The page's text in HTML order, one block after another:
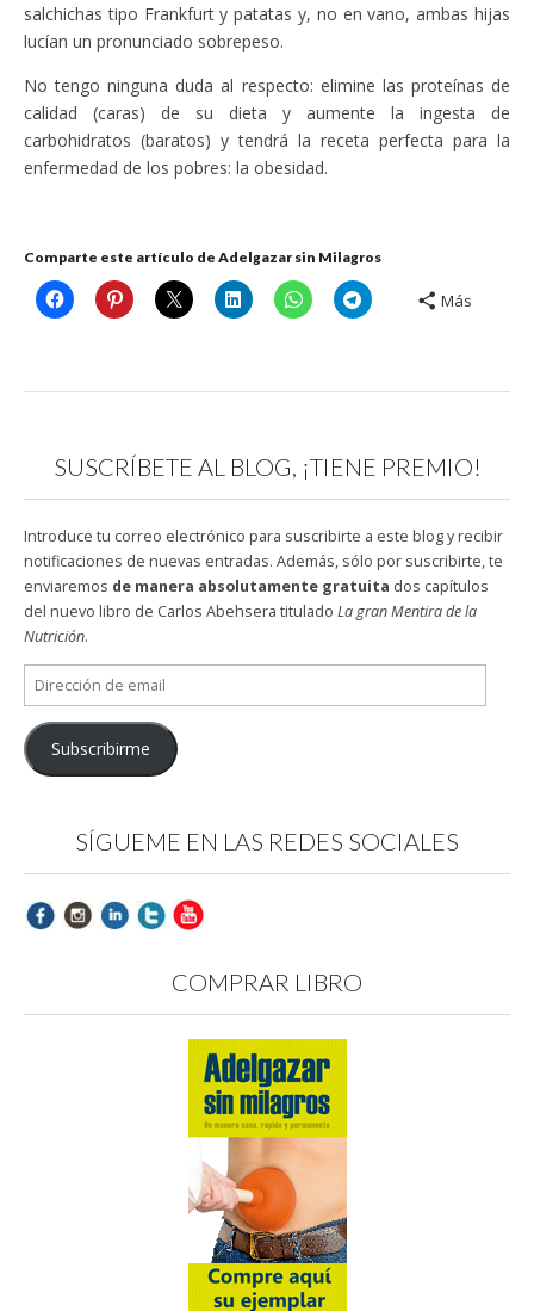
salchichas tipo Frankfurt y patatas y, no en vano, ambas hijas
lucían un pronunciado sobrepeso.
No tengo ninguna duda al respecto: elimine las proteínas de
calidad (caras) de su dieta y aumente la ingesta de
carbohidratos (baratos) y tendrá la receta perfecta para la
enfermedad de los pobres: la obesidad.
Comparte este artículo de Adelgazar sin Milagros
Más
SUSCRÍBETE AL BLOG, ¡TIENE PREMIO!
Introduce tu correo electrónico para suscribirte a este blog y recibir
notificaciones de nuevas entradas. Además, sólo por suscribirte, te
enviaremos de manera absolutamente gratuita dos capítulos
del nuevo libro de Carlos Abehsera titulado La gran Mentira de la
Nutrición.
Dirección
de
email
Subscribirme
SÍGUEME EN LAS REDES SOCIALES
COMPRAR LIBRO